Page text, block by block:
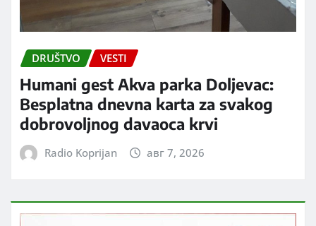
DRUŠTVO VESTI
Humani gest Akva parka Doljevac:
Besplatna dnevna karta za svakog
dobrovoljnog davaoca krvi
Radio Koprijan авг 7, 2026